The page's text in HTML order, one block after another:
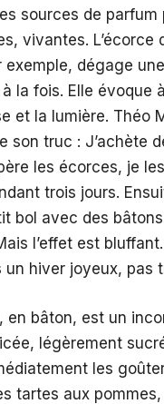
sources de parfum
vivantes. L’écorce
exemple, dégage
la fois. Elle évoque
et la lumière. Théo
son truc : J’achète
les écorces, je
trois jours.
bol avec des
l’effet est
un hiver joyeux, pas
en bâton, est un
légèrement
les
tartes aux